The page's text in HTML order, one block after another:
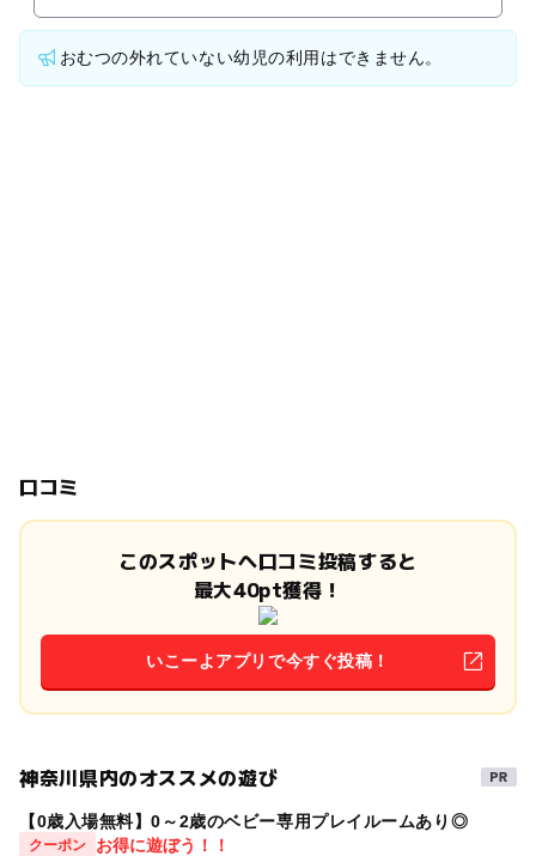
おむつの外れていない幼児の利用はできません。
口コミ
このスポットへ口コミ投稿すると
最大40pt獲得！
いこーよアプリで今すぐ投稿！
神奈川県内のオススメの遊び
【0歳入場無料】0～2歳のベビー専用プレイルームあり◎
クーポン
お得に遊ぼう！！